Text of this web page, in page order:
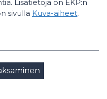
Lisätietoja on EKP:n
sivulla Kuva-aiheet.